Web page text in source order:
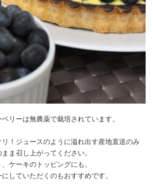
リーは無農薬で栽培されています。
！ジュースのように溢れ出す産地直送のみ
ま召し上がってください。
ケーキのトッピングにも。
していただくのもおすすめです。